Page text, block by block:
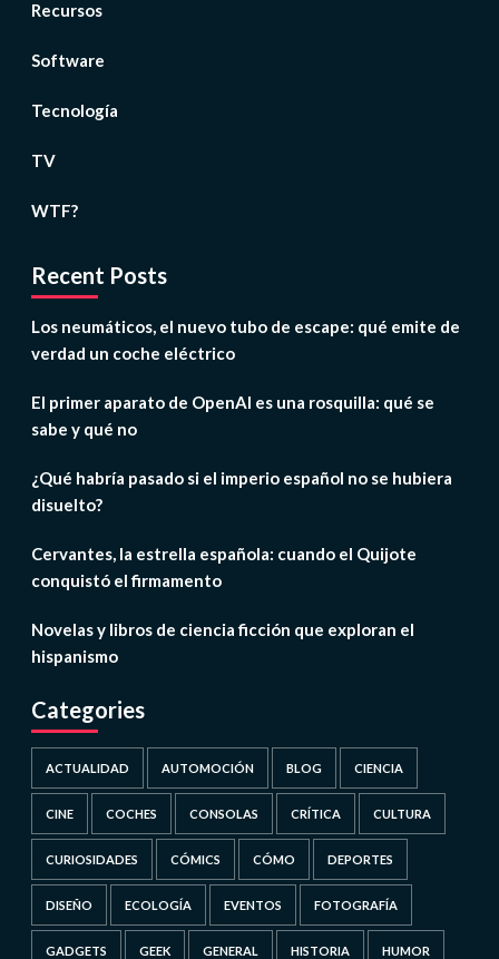
Recursos
Software
Tecnología
TV
WTF?
Recent Posts
Los neumáticos, el nuevo tubo de escape: qué emite de
verdad un coche eléctrico
El primer aparato de OpenAI es una rosquilla: qué se
sabe y qué no
¿Qué habría pasado si el imperio español no se hubiera
disuelto?
Cervantes, la estrella española: cuando el Quijote
conquistó el firmamento
Novelas y libros de ciencia ficción que exploran el
hispanismo
Categories
ACTUALIDAD AUTOMOCIÓN BLOG CIENCIA
CINE COCHES CONSOLAS CRÍTICA CULTURA
CURIOSIDADES CÓMICS CÓMO DEPORTES
DISEÑO ECOLOGÍA EVENTOS FOTOGRAFÍA
GADGETS GEEK GENERAL HISTORIA HUMOR